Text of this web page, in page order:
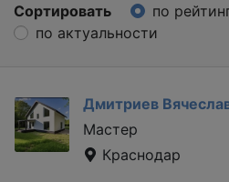
Сортировать по
по актуальности
Дмитриев
Мастер
Краснодар